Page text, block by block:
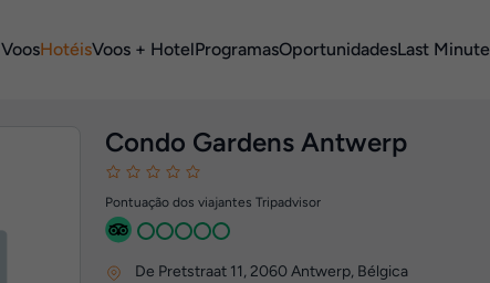
VoosHotéisVoos + HotelProgramasOportunidadesLast Minute
Condo Gardens Antwerp
Pontuação dos viajantes Tripadvisor
De Pretstraat 11, 2060Antwerp, Bélgica